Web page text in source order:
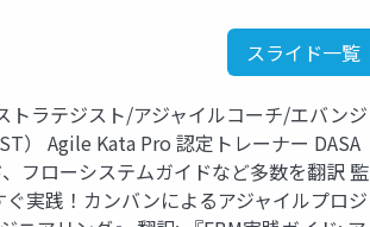
スライド一覧
ラテジスト/アジャイルコーチ/エバンジ
） Agile Kata Pro 認定トレーナー DASA
フローシステムガイドなど多数を翻訳 監
実践！カンバンによるアジャイルプロジ